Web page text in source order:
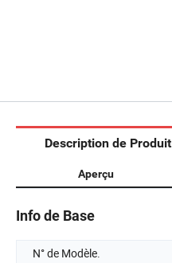
Description de Produit
Aperçu
Info de Base
N° de Modèle.